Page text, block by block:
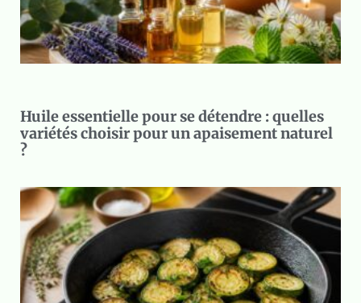
Huile essentielle pour se détendre : quelles
variétés choisir pour un apaisement naturel
?